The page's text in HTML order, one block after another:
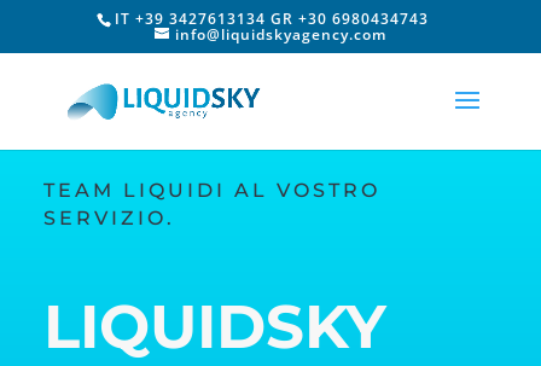
IT +39 3427613134 GR +30 6980434743
info@liquidskyagency.com
TEAM LIQUIDI AL VOSTRO
SERVIZIO.
LIQUIDSKY